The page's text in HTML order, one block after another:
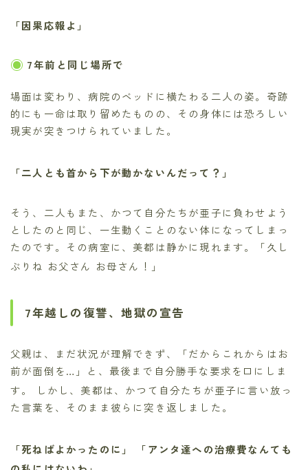
「因果応報よ」
7年前と同じ場所で
場面は変わり、病院のベッドに横たわる二人の姿。奇跡
的にも一命は取り留めたものの、その身体には恐ろしい
現実が突きつけられていました。
「二人とも首から下が動かないんだって？」
そう、二人もまた、かつて自分たちが亜子に負わせよう
としたのと同じ、一生動くことのない体になってしまっ
たのです。その病室に、美都は静かに現れます。「久し
ぶりね お父さん お母さん！」
7年越しの復讐、地獄の宣告
父親は、まだ状況が理解できず、「だからこれからはお
前が面倒を…」と、最後まで自分勝手な要求を口にしま
す。
しかし、美都は、かつて自分たちが亜子に言い放っ
た言葉を、そのまま彼らに突き返しました。
「死ねばよかったのに」
「アンタ達への治療費なんても